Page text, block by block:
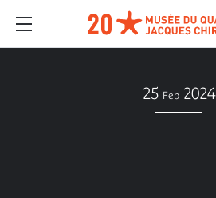
25 Feb 2024